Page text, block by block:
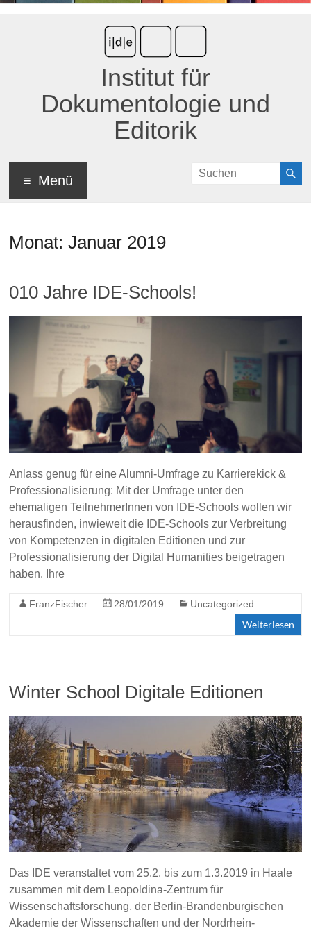
Institut für
Dokumentologie und
Editorik
Menü
Monat:Januar 2019
010 Jahre IDE-Schools!
Anlass genug für eine Alumni-Umfrage zu Karrierekick &
Professionalisierung: Mit der Umfrage unter den
ehemaligen TeilnehmerInnen von IDE-Schools wollen wir
herausfinden, inwieweit die IDE-Schools zur Verbreitung
von Kompetenzen in digitalen Editionen und zur
Professionalisierung der Digital Humanities beigetragen
haben. Ihre
FranzFischer 28/01/2019 Uncategorized
Weiterlesen
Winter School Digitale Editionen
Das IDE veranstaltet vom 25.2. bis zum 1.3.2019 in Haale
zusammen mit dem Leopoldina-Zentrum für
Wissenschaftsforschung, der Berlin-Brandenburgischen
Akademie der Wissenschaften und der Nordrhein-